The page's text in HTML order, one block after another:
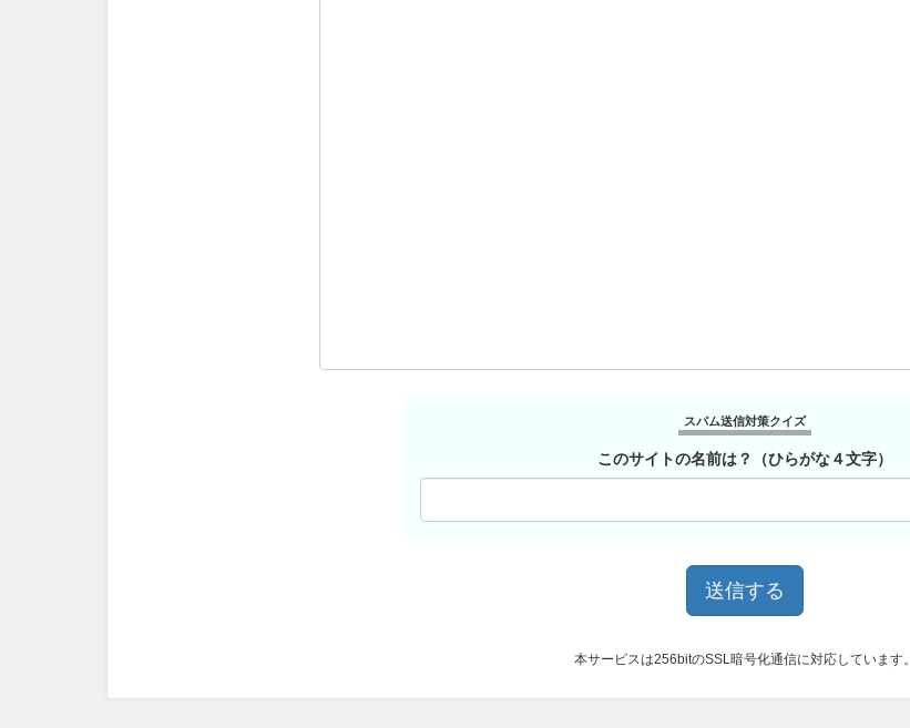
スパム送信対策クイズ
このサイトの名前は？（ひらがな４文字）
本サービスは256bitのSSL暗号化通信に対応しています。